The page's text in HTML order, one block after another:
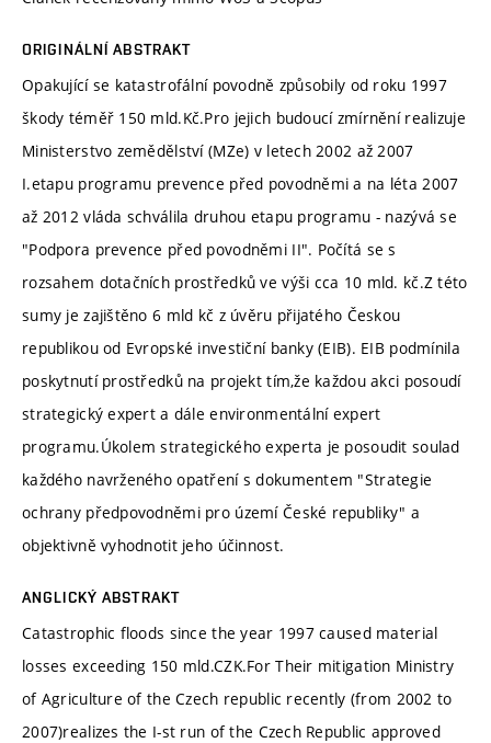
ORIGINÁLNÍ ABSTRAKT
Opakující se katastrofální povodně způsobily od roku 1997
škody téměř 150 mld.Kč.Pro jejich budoucí zmírnění realizuje
Ministerstvo zemědělství (MZe) v letech 2002 až 2007
I.etapu programu prevence před povodněmi a na léta 2007
až 2012 vláda schválila druhou etapu programu - nazývá se
"Podpora prevence před povodněmi II". Počítá se s
rozsahem dotačních prostředků ve výši cca 10 mld. kč.Z této
sumy je zajištěno 6 mld kč z úvěru přijatého Českou
republikou od Evropské investiční banky (EIB). EIB podmínila
poskytnutí prostředků na projekt tím,že každou akci posoudí
strategický expert a dále environmentální expert
programu.Úkolem strategického experta je posoudit soulad
každého navrženého opatření s dokumentem "Strategie
ochrany předpovodněmi pro území České republiky" a
objektivně vyhodnotit jeho účinnost.
ANGLICKÝ ABSTRAKT
Catastrophic floods since the year 1997 caused material
losses exceeding 150 mld.CZK.For Their mitigation Ministry
of Agriculture of the Czech republic recently (from 2002 to
2007)realizes the I-st run of the Czech Republic approved